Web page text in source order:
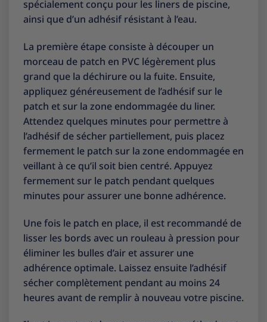
spécialement conçu pour les liners de piscine,
ainsi que d’un adhésif résistant à l’eau.
La première étape consiste à découper un
morceau de patch en PVC légèrement plus
grand que la déchirure ou la fuite. Ensuite,
appliquez généreusement de l’adhésif sur le
patch et sur la zone endommagée du liner.
Attendez quelques minutes pour permettre à
l’adhésif de sécher partiellement, puis placez
fermement le patch sur la zone endommagée en
veillant à ce qu’il soit bien centré. Appuyez
fermement sur le patch pendant quelques
minutes pour assurer une bonne adhérence.
Une fois le patch en place, il est recommandé de
lisser les bords avec un rouleau à pression pour
éliminer les bulles d’air et assurer une
adhérence optimale. Laissez ensuite l’adhésif
sécher complètement pendant au moins 24
heures avant de remplir à nouveau votre piscine.